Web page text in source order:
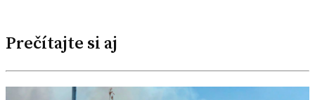
Prečítajte si aj